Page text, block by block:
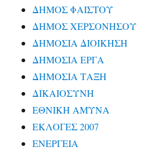
ΔΗΜΟΣ ΦΑΙΣΤΟΥ
ΔΗΜΟΣ ΧΕΡΣΟΝΗΣΟΥ
ΔΗΜΟΣΙΑ ΔΙΟΙΚΗΣΗ
ΔΗΜΟΣΙΑ ΕΡΓΑ
ΔΗΜΟΣΙΑ ΤΑΞΗ
ΔΙΚΑΙΟΣΥΝΗ
ΕΘΝΙΚΗ ΑΜΥΝΑ
ΕΚΛΟΓΕΣ 2007
ΕΝΕΡΓΕΙΑ